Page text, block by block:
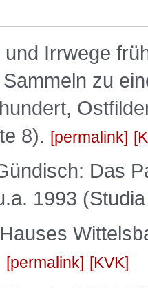
Irrwege
zu
8).
permalink
Das
1993
permalink KVK